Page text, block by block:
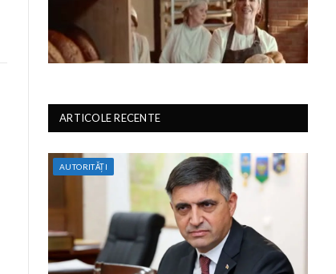
ARTICOLE RECENTE
AUTORITĂȚI